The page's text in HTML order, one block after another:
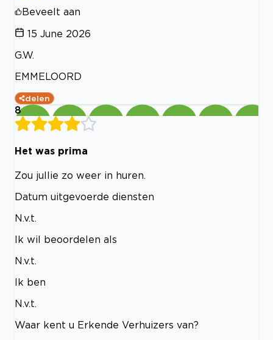
Beveelt aan
15 June 2026
G.W.
EMMELOORD
delen
8
Het was prima
Zou jullie zo weer in huren.
Datum uitgevoerde diensten
N.v.t.
Ik wil beoordelen als
N.v.t.
Ik ben
N.v.t.
Waar kent u Erkende Verhuizers van?